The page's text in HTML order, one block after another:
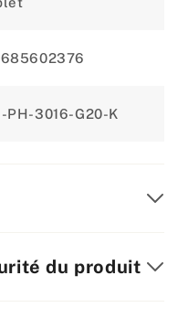
PH-3016-G20-K
du produit